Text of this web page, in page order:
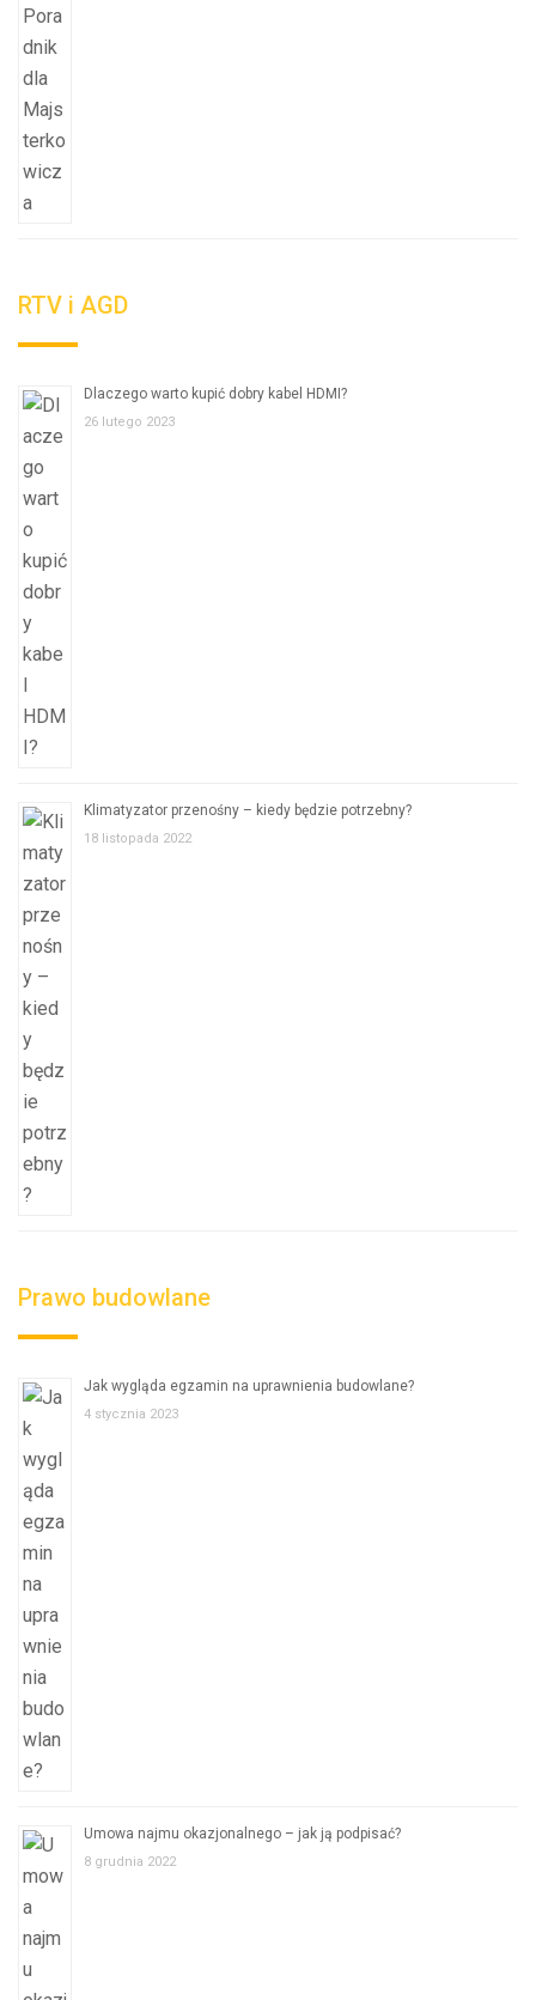
RTV i AGD
Dlaczego warto kupić dobry kabel HDMI?
26 lutego 2023
Klimatyzator przenośny – kiedy będzie potrzebny?
18 listopada 2022
Prawo budowlane
Jak wygląda egzamin na uprawnienia budowlane?
4 stycznia 2023
Umowa najmu okazjonalnego – jak ją podpisać?
8 grudnia 2022